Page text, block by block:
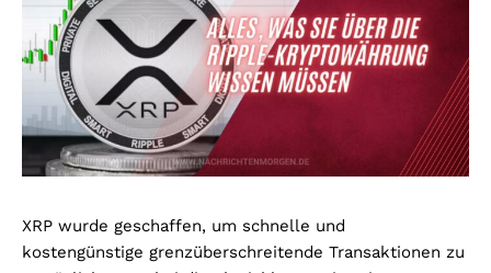
XRP wurde geschaffen, um schnelle und
kostengünstige grenzüberschreitende Transaktionen zu